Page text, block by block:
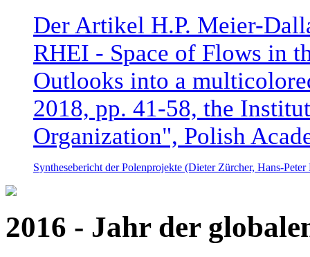
Der Artikel H.P. Meier-
RHEI - Space of Flows in
Outlooks into a
2018, pp. 41-58, the
Organization", Polish
Synthesebericht der Polenprojekte (Dieter Zürcher, Hans-
2016 - Jahr der